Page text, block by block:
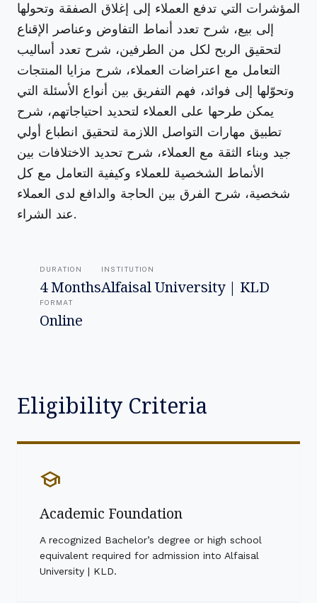
المؤشرات التي تدفع العملاء إلى إغلاق الصفقة وتحولها
إلى بيع، شرح تعدد أنماط التفاوض وعناصر الإقناع
لتحقيق الربح لكل من الطرفين، شرح تعدد أساليب
التعامل مع اعتراضات العملاء، شرح مزايا المنتجات
وتحوّلها إلى فوائد، فهم التفريق بين أنواع الأسئلة التي
يمكن طرحها على العملاء لتحديد احتياجاتهم، شرح
تطبيق مهارات التواصل اللازمة لتحقيق انطباع أولي
جيد وبناء الثقة مع العملاء، شرح تحديد الاختلافات بين
الأنماط الشخصية للعملاء وكيفية التعامل مع كل
شخصية، شرح الفرق بين الحاجة والدافع لدى العملاء
عند الشراء.
DURATION
4 Months
INSTITUTION
Alfaisal University | KLD
FORMAT
Online
Eligibility Criteria
school
Academic Foundation
A recognized Bachelor’s degree or high school
equivalent required for admission into Alfaisal
University | KLD.